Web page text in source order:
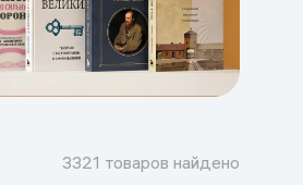
3321 товаров найдено